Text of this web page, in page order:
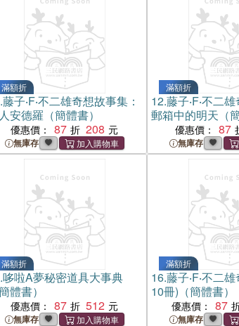
滿額折
藤子‧F‧不二雄奇想故事集：
安德羅（簡體書）
優惠價： 87 208
無庫存
滿額折
12.藤子‧F‧不二
郵箱中的明天（
優惠價： 87
無庫存
滿額折
哆啦A夢秘密道具大事典
簡體書）
優惠價： 87 512
無庫存
滿額折
16.藤子‧F‧不二
10冊)（簡體書）
優惠價： 87
無庫存